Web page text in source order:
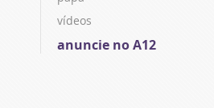
vídeos
anuncie no A12